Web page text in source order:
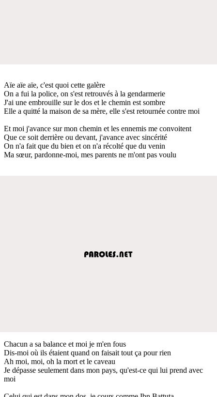
Aïe aïe aïe, c'est quoi cette galère
On a fui la police, on s'est retrouvés à la gendarmerie
J'ai une embrouille sur le dos et le chemin est sombre
Elle a quitté la maison de sa mère, elle s'est retournée contre moi
Et moi j'avance sur mon chemin et les ennemis me convoitent
Que ce soit derrière ou devant, j'avance avec sincérité
On n'a fait que du bien et on n'a récolté que du venin
Ma sœur, pardonne-moi, mes parents ne m'ont pas voulu
Chacun a sa balance et moi je m'en fous
Dis-moi où ils étaient quand on faisait tout ça pour rien
Ah moi, moi, oh la mort et le caveau
Je dépasse seulement dans mon pays, qu'est-ce qui lui prend avec
moi